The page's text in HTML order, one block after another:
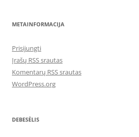
METAINFORMACIJA
Prisijungti
Įrašų RSS srautas
Komentarų RSS srautas
WordPress.org
DEBESĖLIS